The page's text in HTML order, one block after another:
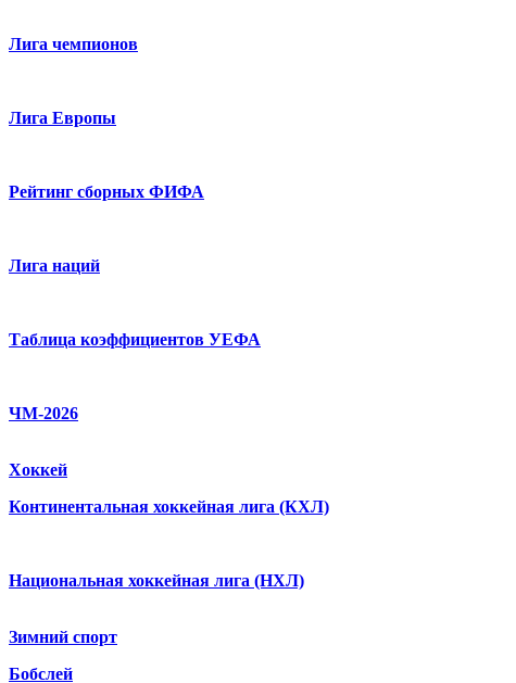
Лига чемпионов
Лига Европы
Рейтинг сборных ФИФА
Лига наций
Таблица коэффициентов УЕФА
ЧМ-2026
Хоккей
Континентальная хоккейная лига (КХЛ)
Национальная хоккейная лига (НХЛ)
Зимний спорт
Бобслей